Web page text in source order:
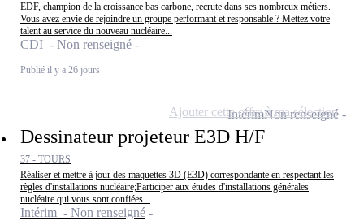
EDF, champion de la croissance bas carbone, recrute dans ses nombreux métiers.
Vous avez envie de rejoindre un groupe performant et responsable ? Mettez votre
talent au service du nouveau nucléaire...
CDI - Non renseigné
Publié il y a 26 jours
Dessinateur projeteur E3D H/F
37 - TOURS
Réaliser et mettre à jour des maquettes 3D (E3D) correspondante en respectant les
règles d'installations nucléaire;Participer aux études d'installations générales
nucléaire qui vous sont confiées...
Intérim - Non renseigné
IntérimNon renseigné
Ajouter cette offre à ma sélection